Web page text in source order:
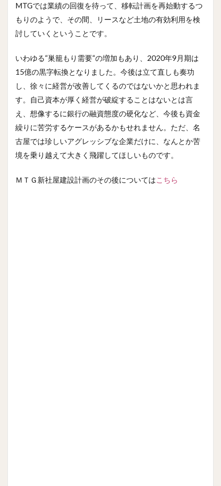
MTGでは業績の回復を待って、移転計画を再始動するつ
もりのようで、その間、リースなど土地の有効利用を検
討していくということです。
いわゆる“巣籠もり需要“の増加もあり、2020年9月期は
15億の黒字転換となりました。今後は立て直しも奏功
し、徐々に経営が改善してくるのではないかと思われま
す。自己資本が厚く経営が破綻することはないとは言
え、想像するに銀行の融資態度の硬化など、今後も資金
繰りに苦労するケースがあるかもせれません。ただ、名
古屋では珍しいアグレッシブな企業だけに、なんとか苦
境を乗り越えて大きく飛躍してほしいものです。
ＭＴＧ新社屋建設計画のその後についてはこちら